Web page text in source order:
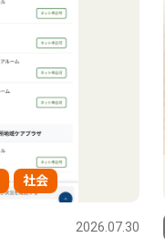
社会
2026.07.30